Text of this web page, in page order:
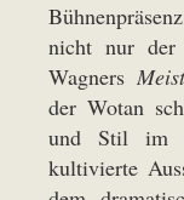
nicht nur der
Wagners
der Wotan
und Stil im
kultivierte